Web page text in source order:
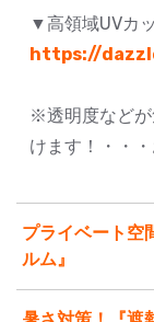
▼高領域UVカ
https://
※透明度などが
けます！・・
プライベート空
ルム』